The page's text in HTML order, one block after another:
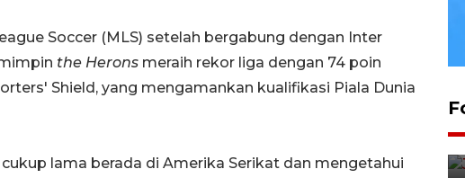
Soccer (MLS) setelah bergabung dengan Inter
the Herons meraih rekor liga dengan 74 poin
Shield, yang mengamankan kualifikasi Piala Dunia
lama berada di Amerika Serikat dan mengetahui